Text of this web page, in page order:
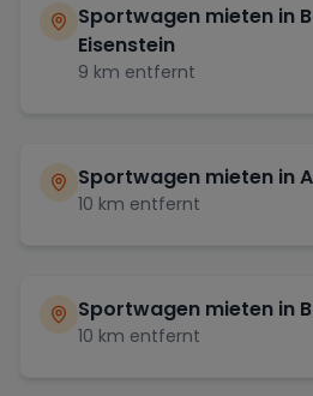
Sportwagen mieten in
Eisenstein
9 km entfernt
Sportwagen mieten in
10 km entfernt
Sportwagen mieten in
10 km entfernt